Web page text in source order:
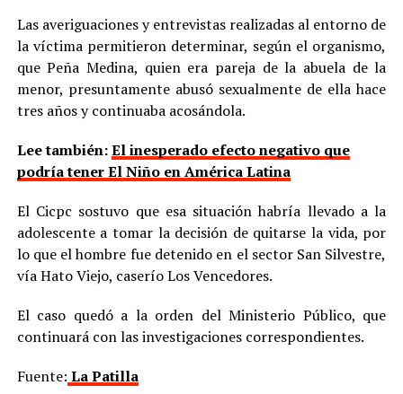
Las averiguaciones y entrevistas realizadas al entorno de
la víctima permitieron determinar, según el organismo,
que Peña Medina, quien era pareja de la abuela de la
menor, presuntamente abusó sexualmente de ella hace
tres años y continuaba acosándola.
Lee también:El inesperado efecto negativo que
podría tener El Niño en América Latina
El Cicpc sostuvo que esa situación habría llevado a la
adolescente a tomar la decisión de quitarse la vida, por
lo que el hombre fue detenido en el sector San Silvestre,
vía Hato Viejo, caserío Los Vencedores.
El caso quedó a la orden del Ministerio Público, que
continuará con las investigaciones correspondientes.
Fuente: La Patilla